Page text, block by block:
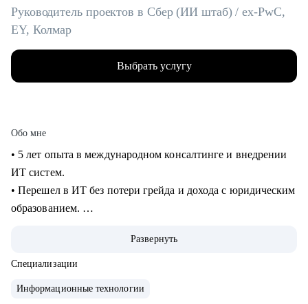
Руководитель проектов в Сбер (ИИ штаб) / ex-PwC,
EY, Колмар
Выбрать услугу
Обо мне
• 5 лет опыта в международном консалтинге и внедрении
ИТ систем.
• Перешел в ИТ без потери грейда и дохода с юридическим
образованием.
должность руководителя проектов.
• На позиции бизнес-аналитика оптимизировал 300+
• Руководил проектом автоматизации бизнеса на 3000
Развернуть
Специализации
Информационные технологии